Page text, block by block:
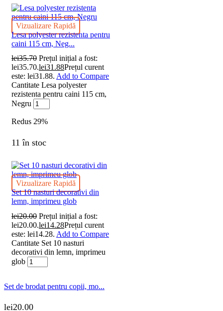
Vizualizare Rapidă
Lesa polyester rezistenta pentru
caini 115 cm, Neg...
lei35.70 Prețul inițial a fost:
lei35.70.lei31.88Prețul curent
este: lei31.88. Add to Compare
Cantitate Lesa polyester
rezistenta pentru caini 115 cm,
Negru
Redus 29%
11 în stoc
Vizualizare Rapidă
Set 10 nasturi decorativi din
lemn, imprimeu glob
lei20.00 Prețul inițial a fost:
lei20.00.lei14.28Prețul curent
este: lei14.28. Add to Compare
Cantitate Set 10 nasturi
decorativi din lemn, imprimeu
glob
Set de brodat pentru copii, mo...
lei20.00